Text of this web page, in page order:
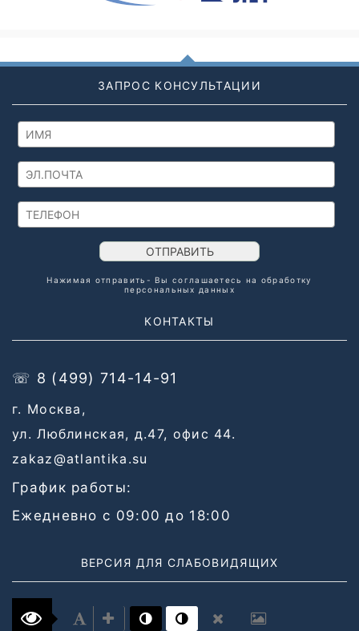
ЗАПРОС КОНСУЛЬТАЦИИ
ОТПРАВИТЬ
Нажимая отправить- Вы соглашаетесь на обработку
персональных данных
КОНТАКТЫ
☏ 8 (499) 714-14-91
г. Москва,
ул. Люблинская, д.47, офис 44.
zakaz@atlantika.su
График работы:
Ежедневно с 09:00 до 18:00
ВЕРСИЯ ДЛЯ СЛАБОВИДЯЩИХ